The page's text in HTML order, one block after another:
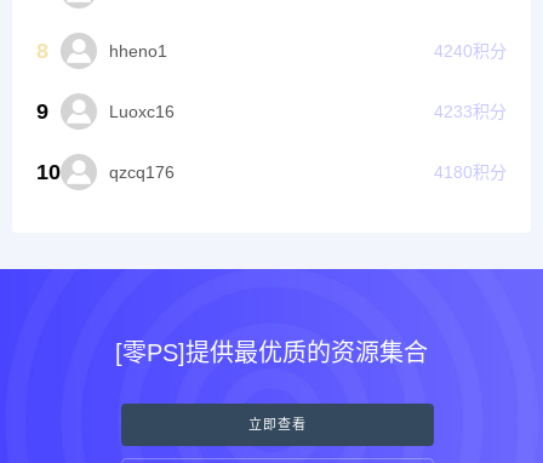
8 hheno1 4240积分
9 Luoxc16 4233积分
10 qzcq176 4180积分
[零PS]提供最优质的资源集合
立即查看